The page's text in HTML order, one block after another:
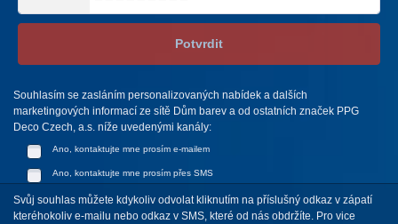
Potvrdit
Souhlasím se zasláním personalizovaných nabídek a dalších
marketingových informací ze sítě Dům barev a od ostatních značek PPG
Deco Czech, a.s. níže uvedenými kanály:
Ano, kontaktujte mne prosím e-mailem
Ano, kontaktujte mne prosím přes SMS
Svůj souhlas můžete kdykoliv odvolat kliknutím na příslušný odkaz v zápatí
kteréhokoliv e-mailu nebo odkaz v SMS, které od nás obdržíte. Pro vice